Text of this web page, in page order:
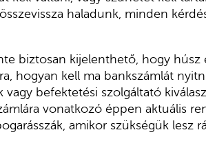
haladunk, minden
biztosan kijelenthető, hogy húsz
hogyan kell ma bankszámlát
befektetési szolgáltató
vonatkozó éppen aktuális
amikor szükségük lesz rá.